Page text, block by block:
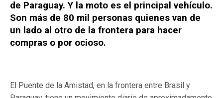
de Paraguay. Y la moto es el principal vehículo.
Son más de 80 mil personas quienes van de
un lado al otro de la frontera para hacer
compras o por ocioso.
El Puente de la Amistad, en la frontera entre Brasil y